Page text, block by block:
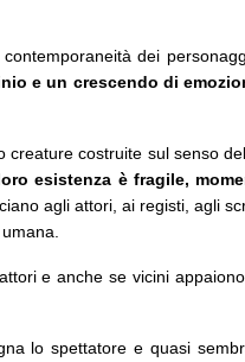
dei
e un crescendo di
costruite sul senso
esistenza è fragile,
agli attori, ai registi, agli
e anche se vicini
lo spettatore e quasi